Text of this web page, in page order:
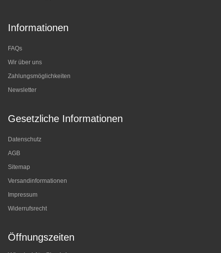
Informationen
FAQs
Wir über uns
Zahlungsmöglichkeiten
Newsletter
Gesetzliche Informationen
Datenschutz
AGB
Sitemap
Versandinformationen
Impressum
Widerrufsrecht
Öffnungszeiten